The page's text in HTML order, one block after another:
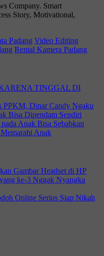
Company. Smart
Story, Motivational,
Padang Video Editing
Rental Kamera Padang
TINGGAL DI
PPKM, Dinar Candy Ngaku
Bisa Dipendam Sendiri
Anak Bisa Sebabkan
Anak
Gambar Headset di HP
ke-3 Nggak Nyangka
Online Serius Siap Nikah